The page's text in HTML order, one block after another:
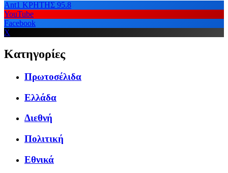
Ant1 ΚΡΗΤΗΣ 95.8
YouTube
Facebook
X
Κατηγορίες
Πρωτοσέλιδα
Ελλάδα
Διεθνή
Πολιτική
Εθνικά